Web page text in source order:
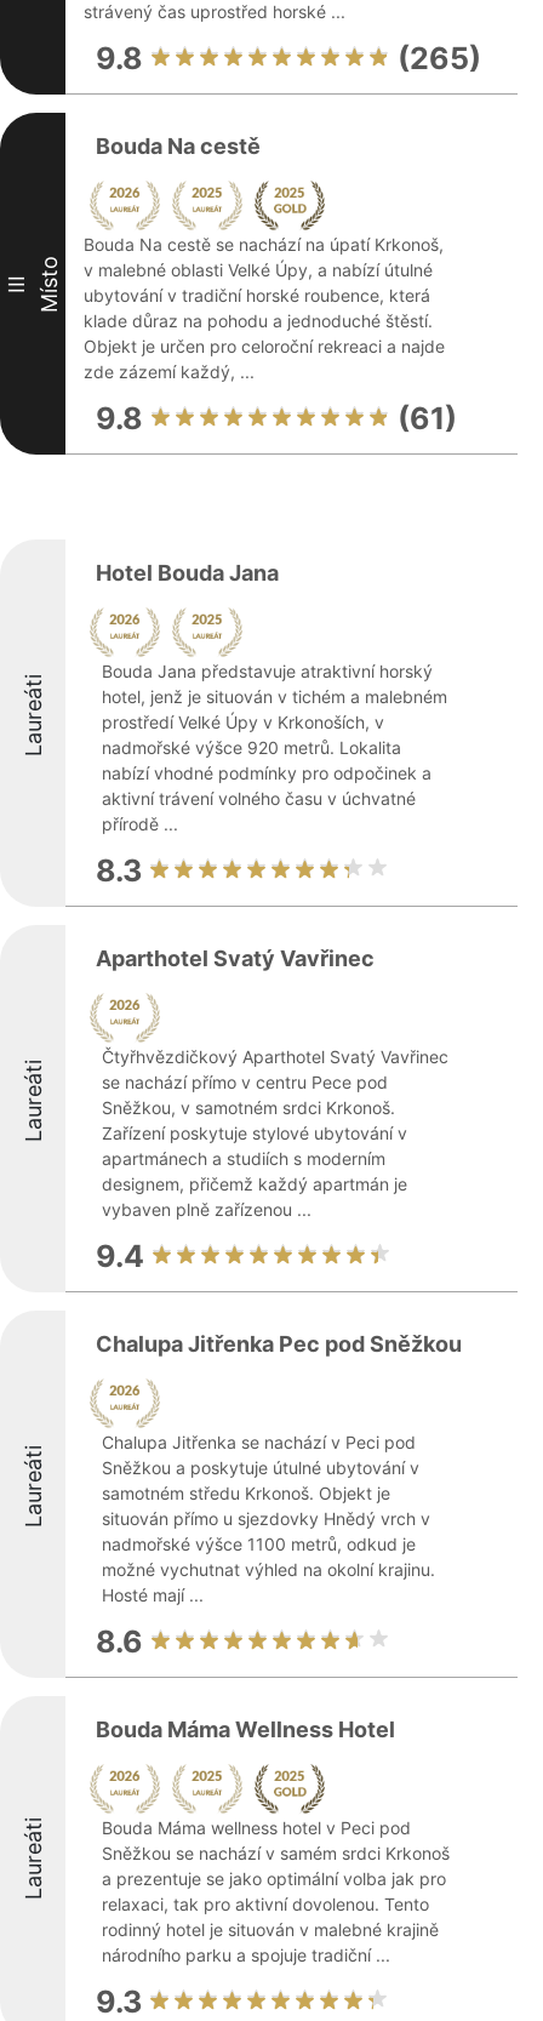
strávený čas uprostřed horské ...
9.8 (265)
III Místo
Bouda Na cestě
Bouda Na cestě se nachází na úpatí Krkonoš,
v malebné oblasti Velké Úpy, a nabízí útulné
ubytování v tradiční horské roubence, která
klade důraz na pohodu a jednoduché štěstí.
Objekt je určen pro celoroční rekreaci a najde
zde zázemí každý, ...
9.8 (61)
Laureáti
Hotel Bouda Jana
Bouda Jana představuje atraktivní horský
hotel, jenž je situován v tichém a malebném
prostředí Velké Úpy v Krkonoších, v
nadmořské výšce 920 metrů. Lokalita
nabízí vhodné podmínky pro odpočinek a
aktivní trávení volného času v úchvatné
přírodě ...
8.3
Laureáti
Aparthotel Svatý Vavřinec
Čtyřhvězdičkový Aparthotel Svatý Vavřinec
se nachází přímo v centru Pece pod
Sněžkou, v samotném srdci Krkonoš.
Zařízení poskytuje stylové ubytování v
apartmánech a studiích s moderním
designem, přičemž každý apartmán je
vybaven plně zařízenou ...
9.4
Laureáti
Chalupa Jitřenka Pec pod Sněžkou
Chalupa Jitřenka se nachází v Peci pod
Sněžkou a poskytuje útulné ubytování v
samotném středu Krkonoš. Objekt je
situován přímo u sjezdovky Hnědý vrch v
nadmořské výšce 1100 metrů, odkud je
možné vychutnat výhled na okolní krajinu.
Hosté mají ...
8.6
Laureáti
Bouda Máma Wellness Hotel
Bouda Máma wellness hotel v Peci pod
Sněžkou se nachází v samém srdci Krkonoš
a prezentuje se jako optimální volba jak pro
relaxaci, tak pro aktivní dovolenou. Tento
rodinný hotel je situován v malebné krajině
národního parku a spojuje tradiční ...
9.3